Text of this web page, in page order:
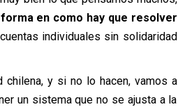
en como hay que resolver
individuales sin solidaridad
chilena, y si no lo hacen, vamos a
un sistema que no se ajusta a la